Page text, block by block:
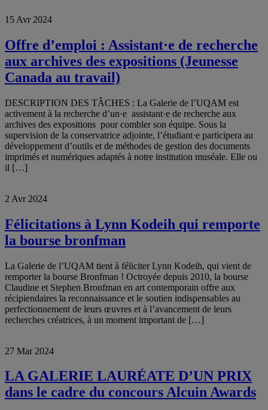
15 Avr 2024
Offre d’emploi : Assistant·e de recherche
aux archives des expositions (Jeunesse
Canada au travail)
DESCRIPTION DES TÂCHES : La Galerie de l’UQAM est
activement à la recherche d’un·e assistant·e de recherche aux
archives des expositions pour combler son équipe. Sous la
supervision de la conservatrice adjointe, l’étudiant·e participera au
développement d’outils et de méthodes de gestion des documents
imprimés et numériques adaptés à notre institution muséale. Elle ou
il […]
2 Avr 2024
Félicitations à Lynn Kodeih qui remporte
la bourse bronfman
La Galerie de l’UQAM tient à féliciter Lynn Kodeih, qui vient de
remporter la bourse Bronfman ! Octroyée depuis 2010, la bourse
Claudine et Stephen Bronfman en art contemporain offre aux
récipiendaires la reconnaissance et le soutien indispensables au
perfectionnement de leurs œuvres et à l’avancement de leurs
recherches créatrices, à un moment important de […]
27 Mar 2024
LA GALERIE LAURÉATE D’UN PRIX
dans le cadre du concours Alcuin Awards